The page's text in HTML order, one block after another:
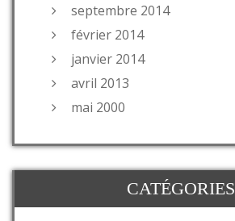
septembre 2014
février 2014
janvier 2014
avril 2013
mai 2000
CATÉGORIES